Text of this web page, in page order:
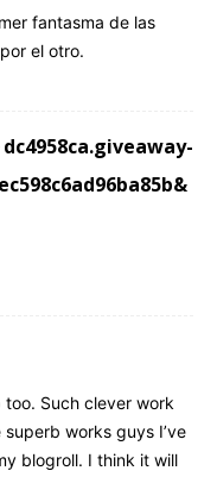
fantasma de las
el otro.
dc4958ca.giveaway-
Such clever work
works guys I’ve
blogroll. I think it will